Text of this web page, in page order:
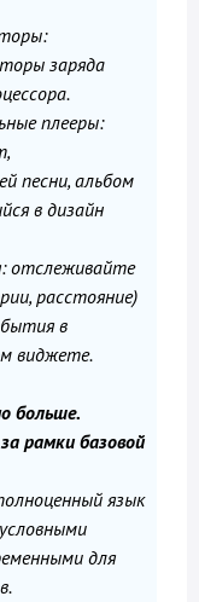
заряда
плееры:
песни, альбом
в дизайн
отслеживайте
расстояние)
в
виджете.
больше.
рамки базовой
язык
для